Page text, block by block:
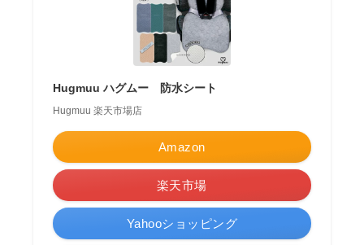
Hugmuu ハグムー 防水シート
Hugmuu 楽天市場店
Amazon
楽天市場
Yahooショッピング